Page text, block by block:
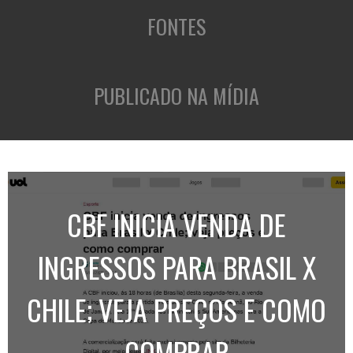
FONTES
PUBLICADO NA MÍDIA
CBF INICIA VENDA DE
INGRESSOS PARA BRASIL X
CHILE; VEJA PREÇOS E COMO